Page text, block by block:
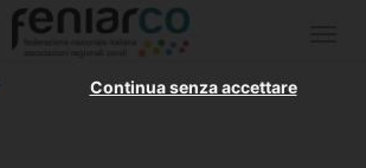
Continua senza accettare